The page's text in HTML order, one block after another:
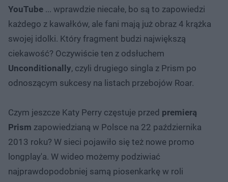
YouTube ... wprawdzie niecałe, bo są to zapowiedzi
każdego z kawałków, ale fani mają już obraz 4 krążka
swojej idolki. Który fragment budzi największą
ciekawość? Oczywiście ten z odsłuchem
Unconditionally, czyli drugiego singla z Prism po
odnoszącym sukcesy na listach przebojów Roar.
Czym jeszcze Katy Perry częstuje przed premierą
Prism zapowiedzianą w Polsce na 22 października
2013 roku? W sieci pojawiło się też nowe promo
longplay'a. W wideo możemy podziwiać
najprawdopodobniej samą piosenkarkę w roli